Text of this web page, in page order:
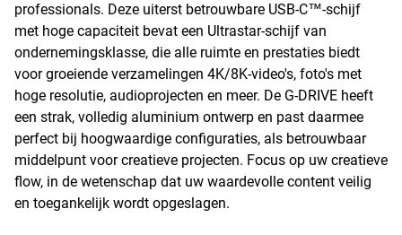
professionals. Deze uiterst betrouwbare USB-C™-schijf
met hoge capaciteit bevat een Ultrastar-schijf van
ondernemingsklasse, die alle ruimte en prestaties biedt
voor groeiende verzamelingen 4K/8K-video's, foto's met
hoge resolutie, audioprojecten en meer. De G-DRIVE heeft
een strak, volledig aluminium ontwerp en past daarmee
perfect bij hoogwaardige configuraties, als betrouwbaar
middelpunt voor creatieve projecten. Focus op uw creatieve
flow, in de wetenschap dat uw waardevolle content veilig
en toegankelijk wordt opgeslagen.